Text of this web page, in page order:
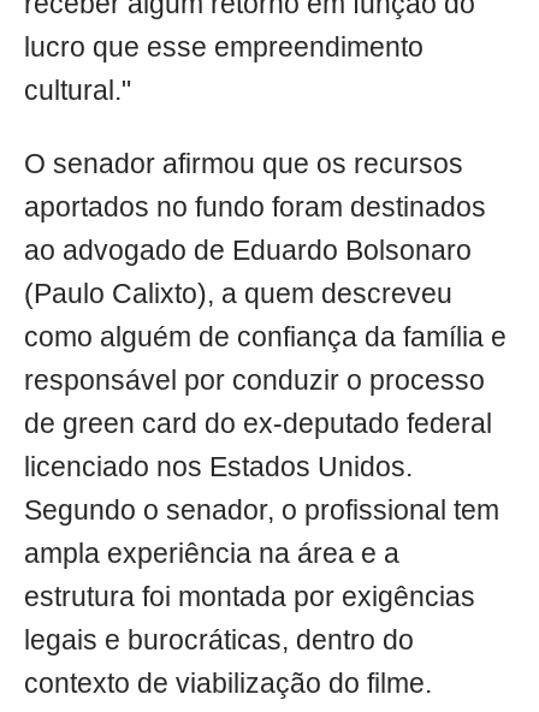
lucro que esse empreendimento
cultural."
O senador afirmou que os recursos
aportados no fundo foram destinados
ao advogado de Eduardo Bolsonaro
(Paulo Calixto), a quem descreveu
como alguém de confiança da família e
responsável por conduzir o processo
de green card do ex-deputado federal
licenciado nos Estados Unidos.
Segundo o senador, o profissional tem
ampla experiência na área e a
estrutura foi montada por exigências
legais e burocráticas, dentro do
contexto de viabilização do filme.